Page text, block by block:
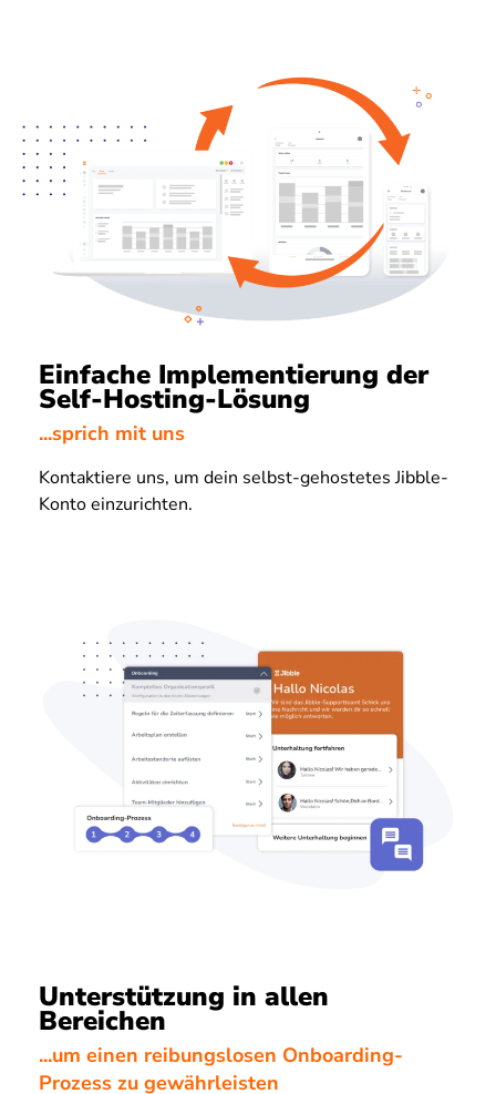
Einfache Implementierung der
Self-Hosting-Lösung
...sprich mit uns
Kontaktiere uns, um dein selbst-gehostetes Jibble-
Konto einzurichten.
Unterstützung in allen
Bereichen
...um einen reibungslosen Onboarding-
Prozess zu gewährleisten